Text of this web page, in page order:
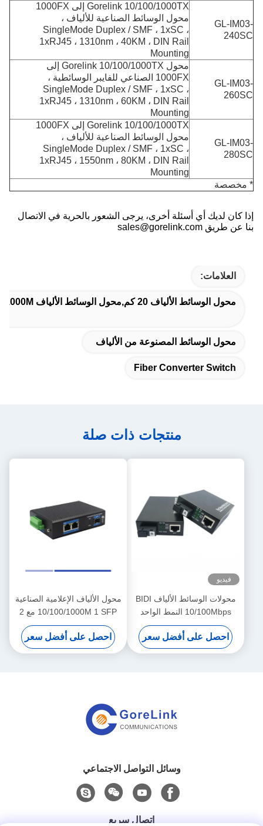
GL-IM03-
240SC
Gorelink 10/100/1000TX إلى 1000FX
محول الوسائط الصناعية للألياف ،
SingleMode Duplex / SMF ، 1xSC ،
1xRJ45 ، 1310nm ، 40KM ، DIN Rail
Mounting
GL-IM03-
260SC
محول Gorelink 10/100/1000TX إلى
1000FX الصناعي للفايبر الوسائطية ،
SingleMode Duplex / SMF ، 1xSC ،
1xRJ45 ، 1310nm ، 60KM ، DIN Rail
Mounting
GL-IM03-
280SC
Gorelink 10/100/1000TX إلى 1000FX
محول الوسائط الصناعية للألياف ،
SingleMode Duplex / SMF ، 1xSC ،
1xRJ45 ، 1550nm ، 80KM ، DIN Rail
Mounting
* مخصصة
إذا كان لديك أي أسئلة أخرى، يرجى الشعور بالحرية في الاتصال
بنا عن طريق sales@gorelink.com
العلامات:
محول الوسائط الألياف 20 كم,محول الوسائط الألياف 1310nm,10/100/1000M محول وسائل الإعلام المصنوعة من الألياف
محول الوسائط المصنوعة من الألياف
Fiber Converter Switch
منتجات ذات صلة
فيديو
محولات الوسائط الألياف BIDI
10/100Mbps النمط الواحد
SMF TX1310nm/RX1550nm
Simplex SC 20KM
احصل على أفضل سعر
محول الألياف الإعلامية الصناعية
10/100/1000M 1 SFP مع 2
منفذ RJ45 SingleMode SMF
Duplex 1310nm 20KM
احصل على أفضل سعر
وسائل التواصل الاجتماعي
اتصال سريع